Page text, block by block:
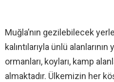
Muğla’nın gezilebilecek
kalıntılarıyla ünlü
ormanları, koyları, kamp
almaktadır. Ülkemizin her